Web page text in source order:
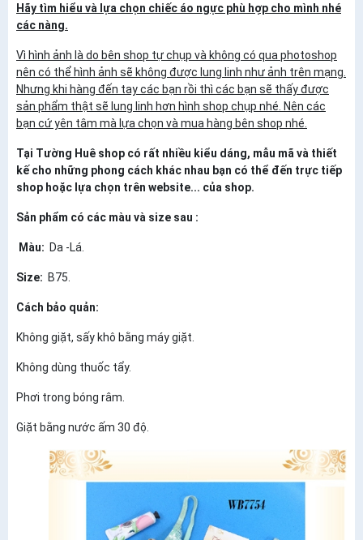
Hãy tìm hiểu và lựa chọn chiếc áo ngực phù hợp cho mình nhé
các nàng.
Vì hình ảnh là do bên shop tự chụp và không có qua photoshop
nên có thể hình ảnh sẽ không được lung linh như ảnh trên mạng.
Nhưng khi hàng đến tay các bạn rồi thì các bạn sẽ thấy được
sản phẩm thật sẽ lung linh hơn hình shop chụp nhé. Nên các
bạn cứ yên tâm mà lựa chọn và mua hàng bên shop nhé.
Tại Tường Huê shop có rất nhiều kiểu dáng, mẫu mã và thiết
kế cho những phong cách khác nhau bạn có thể đến trực tiếp
shop hoặc lựa chọn trên website... của shop.
Sản phẩm có các màu và size sau :
Màu: Da -Lá.
Size: B75.
Cách bảo quản:
Không giặt, sấy khô bằng máy giặt.
Không dùng thuốc tẩy.
Phơi trong bóng râm.
Giặt bằng nước ấm 30 độ.